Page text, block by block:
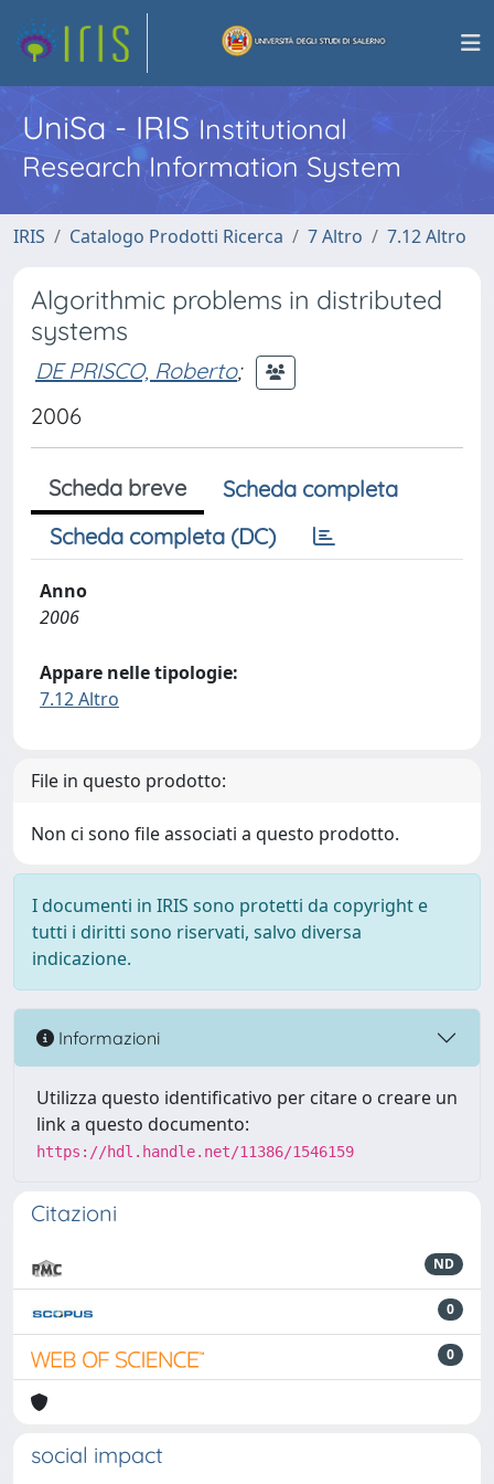
UniSa - IRISInstitutional
Research Information System
IRIS Catalogo Prodotti Ricerca 7 Altro 7.12 Altro
Algorithmic problems in distributed
systems
DE PRISCO, Roberto;
2006
Scheda breve
Scheda completa
Scheda completa (DC)
Anno
2006
Appare nelle tipologie:
7.12 Altro
File in questo prodotto:
Non ci sono file associati a questo prodotto.
I documenti in IRIS sono protetti da copyright e
tutti i diritti sono riservati, salvo diversa
indicazione.
Informazioni
Utilizza questo identificativo per citare o creare un
link a questo documento:
https://hdl.handle.net/11386/1546159
Citazioni
ND
0
0
social impact